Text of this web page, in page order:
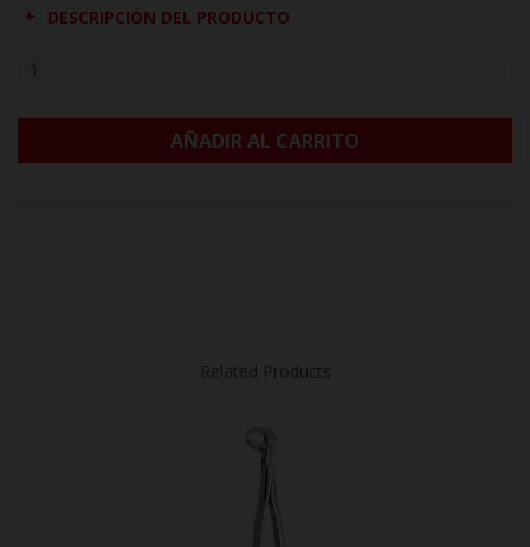
DESCRIPCIÓN DEL PRODUCTO
AÑADIR AL CARRITO